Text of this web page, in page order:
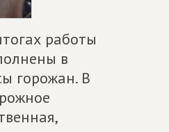
работы
в
горожан. В